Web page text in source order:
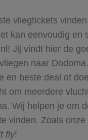
vliegtickets
kan eenvoudig en
Jij vindt hier de
naar
en beste deal of
om meerdere
Wij helpen je om
vinden. Zoals onze
fly!